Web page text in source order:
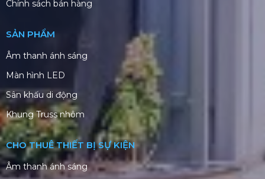
Chính sách bán hàng
SẢN PHẨM
Âm thanh ánh sáng
Màn hình LED
Sân khấu di động
Khung Truss nhôm
CHO THUÊ THIẾT BỊ SỰ KIỆN
Âm thanh ánh sáng